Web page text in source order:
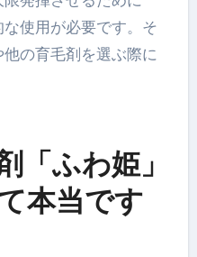
使用が必要です。そ
の育毛剤を選ぶ際に
「ふわ姫」
本当です